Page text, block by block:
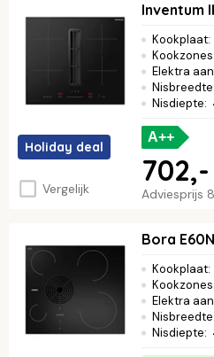
Holiday deal
Vergelijk
Inventum
Kookplaat:
Kookzones
Elektra
Nisbreedte
Nisdiepte:
A++
Adviesprijs
702,-
Bora
Kookplaat:
Kookzones
Elektra
Nisbreedte
Nisdiepte: